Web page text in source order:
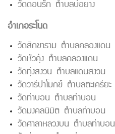
วัดดอนรัก ตำบลบ่อยาง
อำเภอระโนด
วัดสิกขาราม ตำบลคลองแดน
วัดหัวคุ้ง ตำบลคลองแดน
วัดทุ่งสงวน ตำบลแดนสงวน
วัดวารีปาโมกข์ ตำบลตะเครียะ
วัดท่าบอน ตำบลท่าบอน
วัดมงคลนิมิต ตำบลท่าบอน
วัดศาลาหลวงบน ตำบลท่าบอน